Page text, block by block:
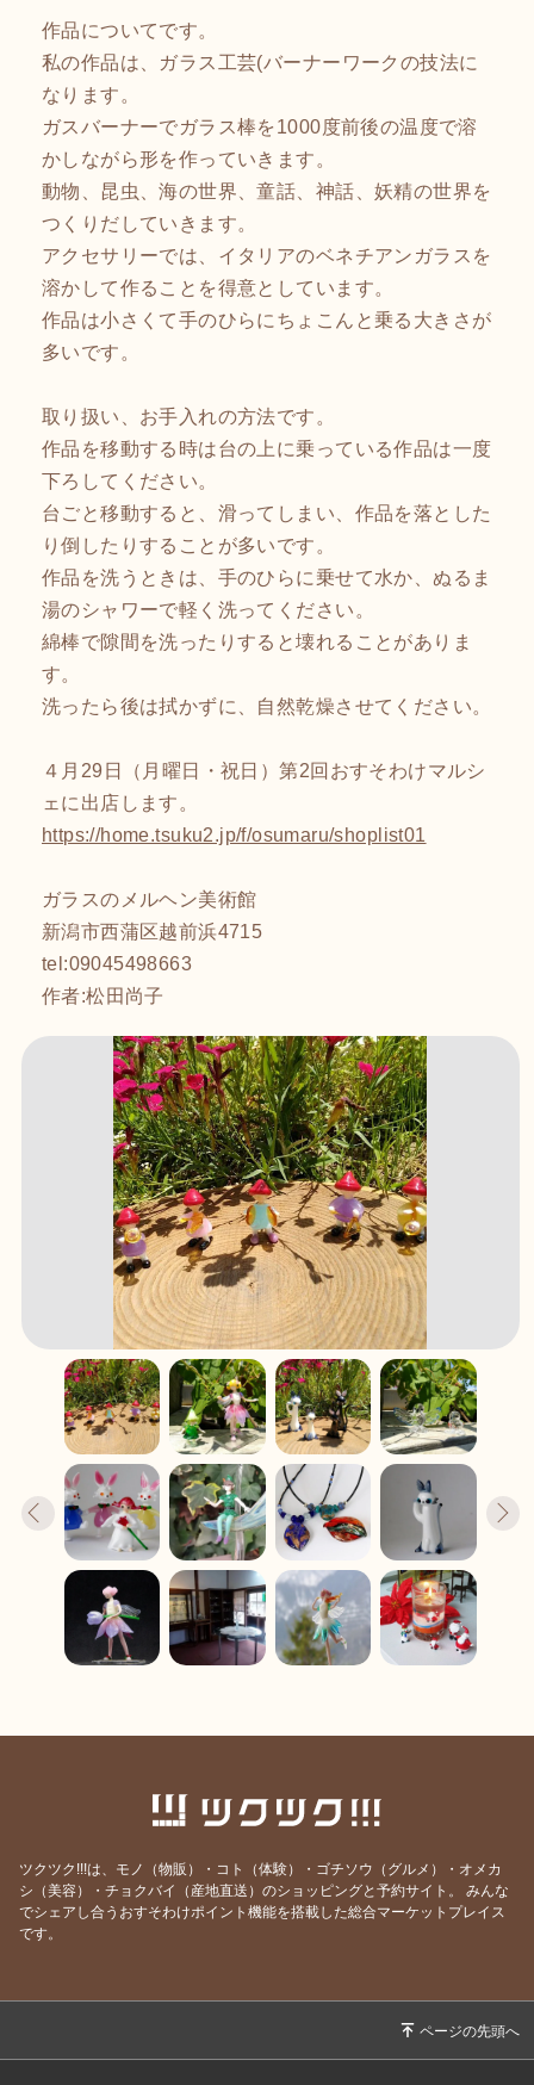
作品についてです。
私の作品は、ガラス工芸(バーナーワークの技法に
なります。
ガスバーナーでガラス棒を1000度前後の温度で溶
かしながら形を作っていきます。
動物、昆虫、海の世界、童話、神話、妖精の世界を
つくりだしていきます。
アクセサリーでは、イタリアのベネチアンガラスを
溶かして作ることを得意としています。
作品は小さくて手のひらにちょこんと乗る大きさが
多いです。
取り扱い、お手入れの方法です。
作品を移動する時は台の上に乗っている作品は一度
下ろしてください。
台ごと移動すると、滑ってしまい、作品を落とした
り倒したりすることが多いです。
作品を洗うときは、手のひらに乗せて水か、ぬるま
湯のシャワーで軽く洗ってください。
綿棒で隙間を洗ったりすると壊れることがありま
す。
洗ったら後は拭かずに、自然乾燥させてください。
４月29日（月曜日・祝日）第2回おすそわけマルシ
ェに出店します。
https://home.tsuku2.jp/f/osumaru/shoplist01
ガラスのメルヘン美術館
新潟市西蒲区越前浜4715
tel:09045498663
作者:松田尚子
ツクツク!!!は、モノ（物販）・コト（体験）・ゴチソウ（グルメ）・オメカ
シ（美容）・チョクバイ（産地直送）のショッピングと予約サイト。
みんな
でシェアし合うおすそわけポイント機能を搭載した総合マーケットプレイス
です。